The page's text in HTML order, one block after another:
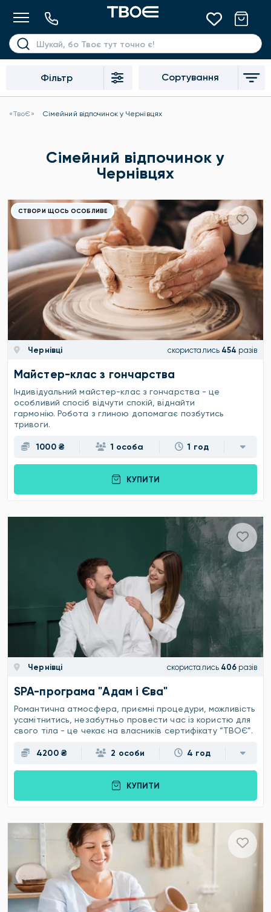
Фільтр Сортування
«ТвоЄ» Сімейний відпочинок у Чернівцях
Сімейний відпочинок у
Чернівцях
СТВОРИ ЩОСЬ ОСОБЛИВЕ
Чернівці скористались 454 разів
Майстер-клас з гончарства
Індивідуальний майстер-клас з гончарства - це
особливий спосіб відчути спокій, віднайти
гармонію. Робота з глиною допомагає позбутись
тривоги.
1000 ₴ 1 особа 1 год
КУПИТИ
Чернівці скористались 406 разів
SPA-програма "Адам і Єва"
Романтична атмосфера, приємні процедури, можливість
усамітнитись, незабутньо провести час із користю для
свого тіла - це чекає на власників сертифікату “ТВОЄ”.
4200 ₴ 2 особи 4 год
КУПИТИ